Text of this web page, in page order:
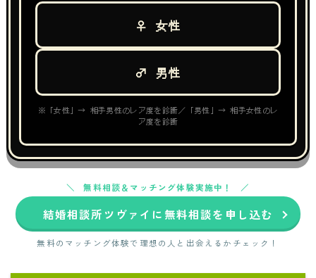
♀ 女性
♂ 男性
※「女性」→ 相手男性のレア度を診断／「男性」→ 相手女性のレ
ア度を診断
無料相談＆マッチング体験実施中！
結婚相談所ツヴァイに無料相談を申し込む
無料のマッチング体験で理想の人と出会えるかチェック！